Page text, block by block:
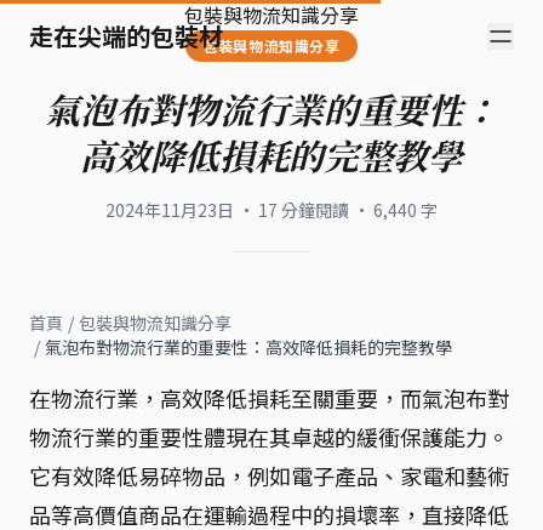
走在尖端的包裝材
包裝與物流知識分享
包裝與物流知識分享
氣泡布對物流行業的重要性：
高效降低損耗的完整教學
2024年11月23日 · 17 分鐘閱讀 · 6,440 字
首頁 / 包裝與物流知識分享
/ 氣泡布對物流行業的重要性：高效降低損耗的完整教學
在物流行業，高效降低損耗至關重要，而氣泡布對
物流行業的重要性體現在其卓越的緩衝保護能力。
它有效降低易碎物品，例如電子產品、家電和藝術
品等高價值商品在運輸過程中的損壞率，直接降低